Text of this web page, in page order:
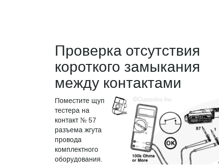
Проверка отсутствия
короткого замыкания
между контактами
Поместите щуп
тестера на
контакт № 57
разъема жгута
провода
комплектного
оборудования.